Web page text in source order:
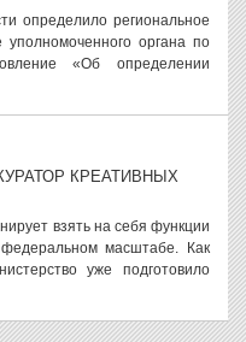
определило региональное
уполномоченного органа по
«Об определении
КРЕАТИВНЫХ
взять на себя функции
масштабе. Как
уже подготовило